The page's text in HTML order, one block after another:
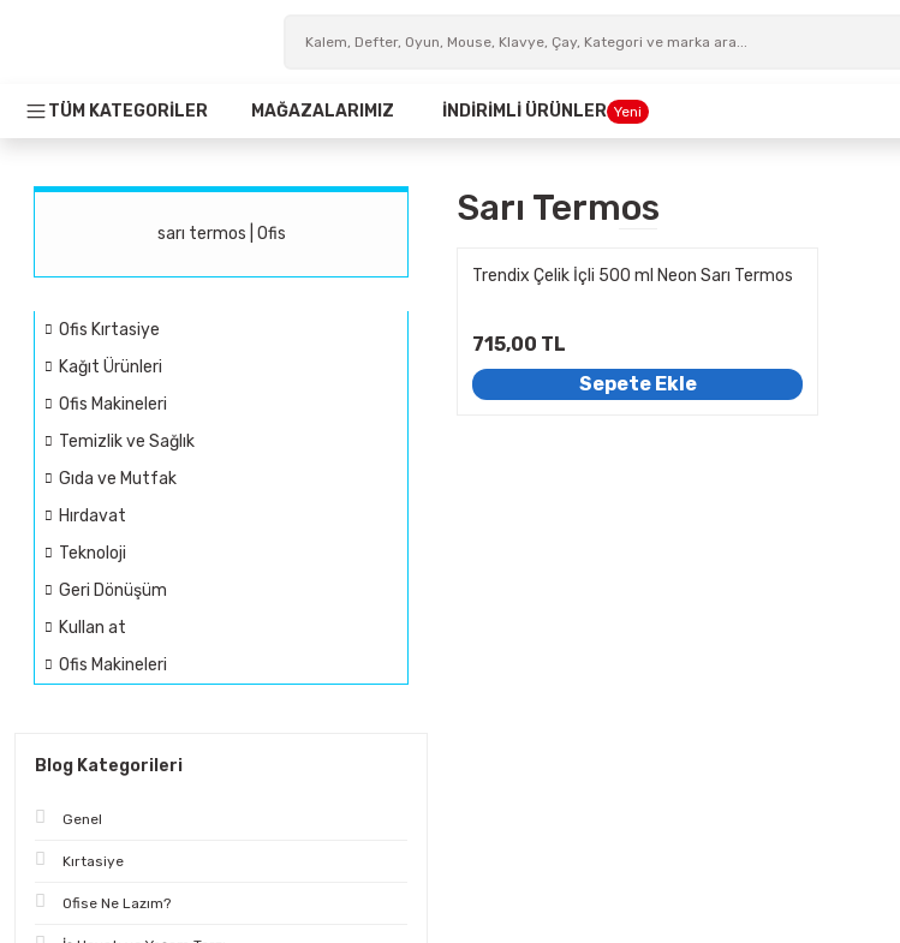
TÜM KATEGORİLER MAĞAZALARIMIZ İNDİRİMLİ ÜRÜNLER Yeni
sarı termos | Ofis
Ofis Kırtasiye
Kağıt Ürünleri
Ofis Makineleri
Temizlik ve Sağlık
Gıda ve Mutfak
Hırdavat
Teknoloji
Geri Dönüşüm
Kullan at
Ofis Makineleri
Blog Kategorileri
Genel
Kırtasiye
Ofise Ne Lazım?
Sarı Termos
Trendix Çelik İçli 500 ml Neon Sarı Termos
715,00 TL
Sepete Ekle